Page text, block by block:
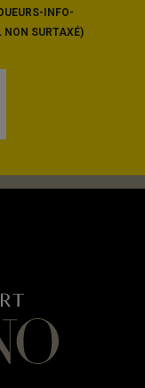
INFO-
SURTAXÉ)